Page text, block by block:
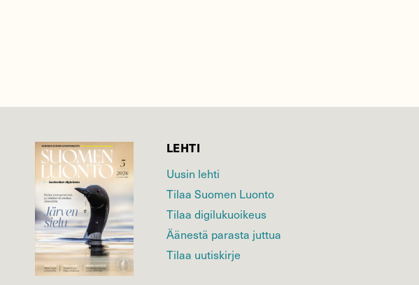
LEHTI
Uusin lehti
Tilaa Suomen Luonto
Tilaa digilukuoikeus
Äänestä parasta juttua
Tilaa uutiskirje